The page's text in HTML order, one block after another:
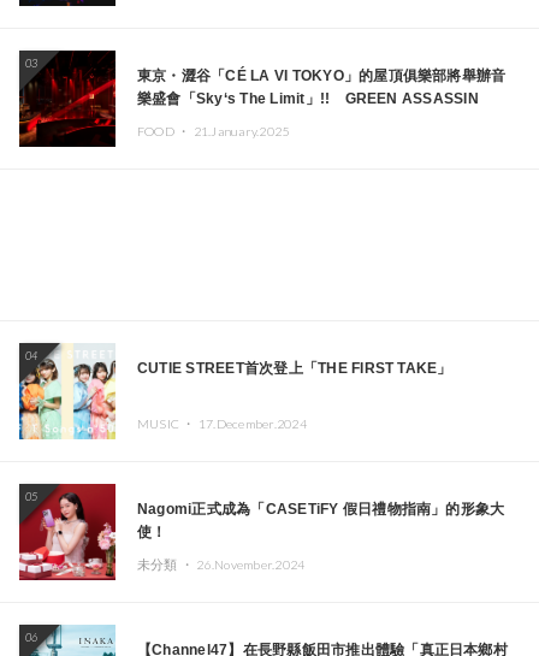
03
東京・澀谷「CÉ LA VI TOKYO」的屋頂俱樂部將舉辦音
樂盛會「Sky‘s The Limit」!! GREEN ASSASSIN
本頂尖DJ及創作者齊聚一堂
FOOD ・ 21.January.2025
04
CUTIE STREET首次登上「THE FIRST TAKE」
MUSIC ・ 17.December.2024
05
Nagomi正式成為「CASETiFY 假日禮物指南」的形象大
使！
未分類 ・ 26.November.2024
06
【Channel47】在長野縣飯田市推出體驗「真正日本鄉村